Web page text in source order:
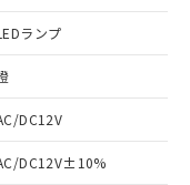
ランプ
DC12V
DC12V±10%